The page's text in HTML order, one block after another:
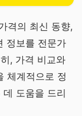
격의 최신 동향,
정보를 전문가
, 가격 비교와
체계적으로 정
도움을 드리